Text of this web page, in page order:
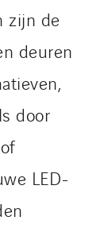
zijn de
deuren
door
LED-